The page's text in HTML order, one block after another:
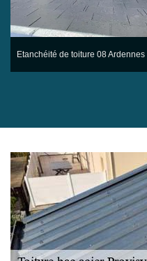
Etanchéité de toiture 08 Ardennes